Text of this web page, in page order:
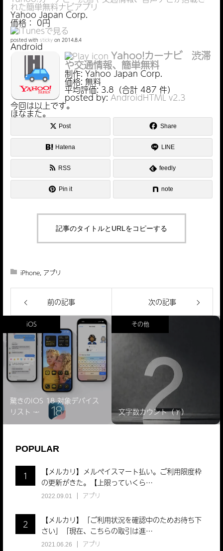
れた簡単無料ナビアプリ
Yahoo Japan Corp.
価格： 0円
posted with sticky on 2014.8.4
Android
Yahoo!カーナビ 渋滞
や交通情報、簡単無料
制作:Yahoo Japan Corp.
価格: 無料
平均評価:3.8（合計 487 件）
posted by: AndroidHTML v2.3
今回は以上です。
ほなまた。
Post Share
Hatena LINE
RSS feedly
Pin it note
記事のタイトルとURLをコピーする
iPhone, アプリ
前の記事 次の記事
iOS
驚きのiOS 18 対象デバイス
リスト ̵…
その他
文字数カウント（γ）
POPULAR
1
【メルカリ】メルペイスマート払い。ご利用限度枠
の更新がきた。【上限っていくら…
2022.09.01 アプリ
2
【メルカリ】「ご利用状況を確認中のためお待ち下
さい」「現在、こちらの取引は進…
2021.06.26 アプリ